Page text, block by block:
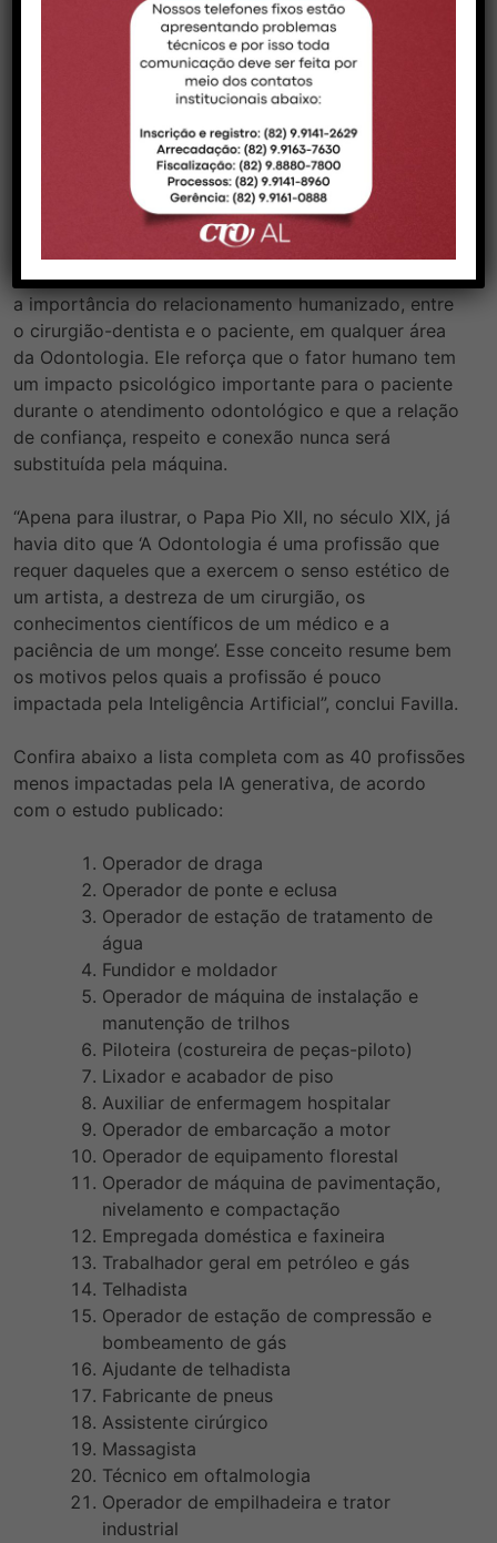
avançada, mas também habilidade manual e
sensibilidade clínica. Em minha opinião, esse caráter
artesanal e individualizado é o que torna nossa
especialidade uma das menos afetadas pela
especialista em Prótese Dentária e Reabilitação Oral,
José Olavo Mendes.
Relacionamento humano com o paciente
O conselheiro do CFO, Eduardo Favilla,destaca ainda
a importância do relacionamento humanizado, entre
o cirurgião-dentista e o paciente, em qualquer área
da Odontologia. Ele reforça que o fator humano tem
um impacto psicológico importante para o paciente
durante o atendimento odontológico e que a relação
de confiança, respeito e conexão nunca será
substituída pela máquina.
“Apena para ilustrar, o Papa Pio XII, no século XIX, já
havia dito que ‘A Odontologia é uma profissão que
requer daqueles que a exercem o senso estético de
um artista, a destreza de um cirurgião, os
conhecimentos científicos de um médico e a
paciência de um monge’. Esse conceito resume bem
os motivos pelos quais a profissão é pouco
impactada pela Inteligência Artificial”, conclui Favilla.
Confira abaixo a lista completa com as 40 profissões
menos impactadas pela IA generativa, de acordo
com o estudo publicado:
Operador de draga
Operador de ponte e eclusa
Operador de estação de tratamento de
água
Fundidor e moldador
Operador de máquina de instalação e
manutenção de trilhos
Piloteira (costureira de peças-piloto)
Lixador e acabador de piso
Auxiliar de enfermagem hospitalar
Operador de embarcação a motor
Operador de equipamento florestal
Operador de máquina de pavimentação,
nivelamento e compactação
Empregada doméstica e faxineira
Trabalhador geral em petróleo e gás
Telhadista
Operador de estação de compressão e
bombeamento de gás
Ajudante de telhadista
Fabricante de pneus
Assistente cirúrgico
Massagista
Técnico em oftalmologia
Operador de empilhadeira e trator
industrial